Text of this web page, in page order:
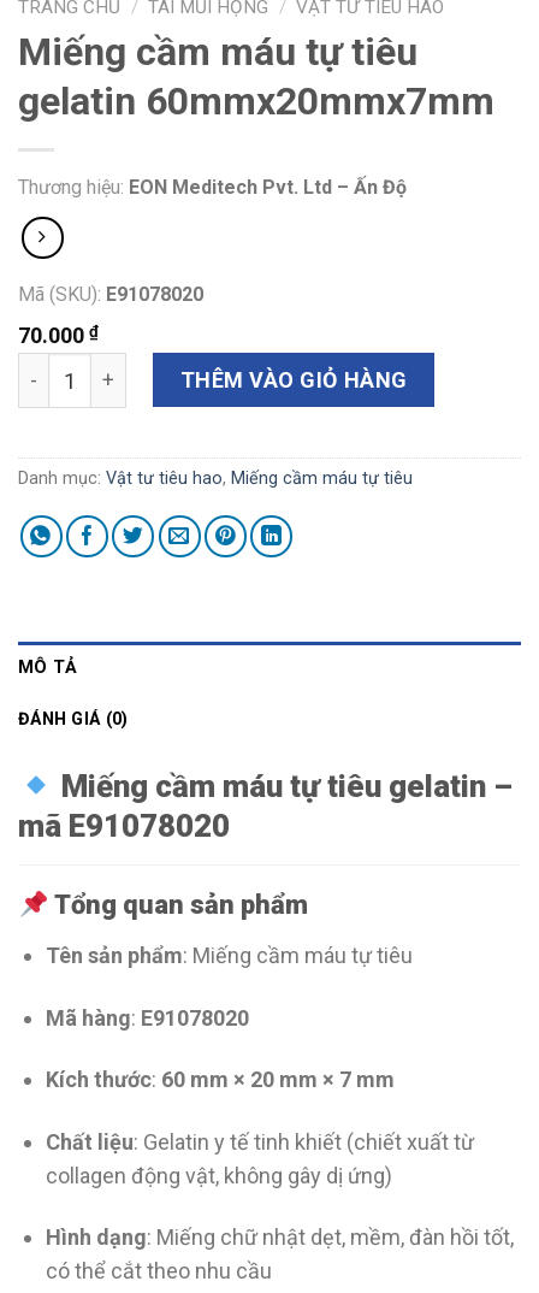
TRANG CHỦ / TAI MŨI HỌNG / VẬT TƯ TIÊU HAO
Miếng cầm máu tự tiêu
gelatin 60mmx20mmx7mm
Thương hiệu: EON Meditech Pvt. Ltd – Ấn Độ
Mã (SKU): E91078020
70.000 ₫
Miếng cầm máu tự tiêu gelatin 60mmx20mmx7mm số
THÊM VÀO GIỎ HÀNG
Danh mục: Vật tư tiêu hao, Miếng cầm máu tự tiêu
MÔ TẢ
ĐÁNH GIÁ (0)
Miếng cầm máu tự tiêu gelatin –
mã E91078020
Tổng quan sản phẩm
Tên sản phẩm: Miếng cầm máu tự tiêu
Mã hàng: E91078020
Kích thước: 60 mm × 20 mm × 7 mm
Chất liệu: Gelatin y tế tinh khiết (chiết xuất từ
collagen động vật, không gây dị ứng)
Hình dạng: Miếng chữ nhật dẹt, mềm, đàn hồi tốt,
có thể cắt theo nhu cầu